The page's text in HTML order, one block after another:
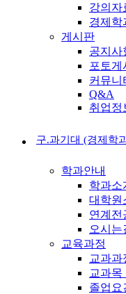
강의자
경제학
게시판
공지사
포토게
커뮤니
Q&A
취업정
구.과기대 (경제학
학과안내
학과소
대학원
연계전
오시는
교육과정
교과과
교과목
졸업요